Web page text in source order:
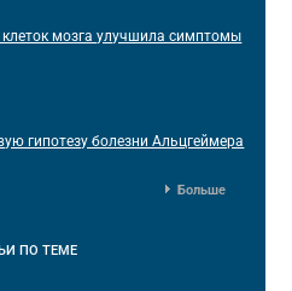
мозга улучшила симптомы
гипотезу болезни Альцгеймера
Больше
ПО ТЕМЕ